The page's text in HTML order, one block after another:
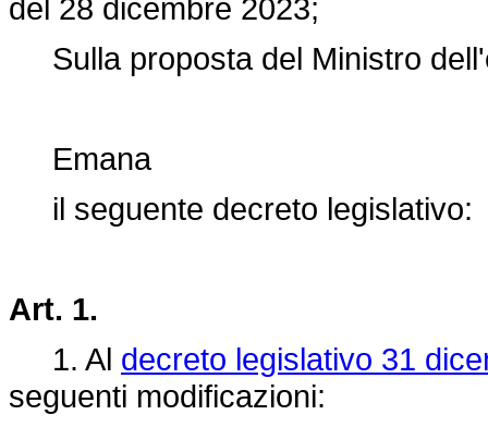
del 28 dicembre 2023;
Sulla proposta del Ministro
Emana
il seguente decreto legislativo:
Art. 1.
1. Al decreto legislativo 31
seguenti modificazioni: